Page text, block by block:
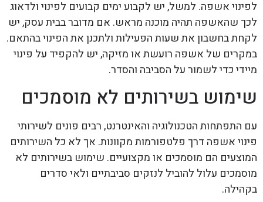
לפינוי אשפה. למשל, יש לקבוע ימים קבועים לפינוי ולדאוג
לכך שהאשפה תהיה מוכנה מראש. אם מדובר בבית עסק, יש
לקחת בחשבון את שעות הפעילות ולתכנן את הפינוי בהתאם.
במקרים של אשפה רועשת או מזיקה, יש להקפיד על פינוי
מיידי כדי לשמור על הסביבה והסדר.
שימוש בשירותים לא מוסמכים
עם התפתחות הטכנולוגיה והאינטרנט, רבים פונים לשירותי
פינוי אשפה דרך פלטפורמות מקוונות. אך לא כל השירותים
המוצעים הם מוסמכים או מקצועיים. שימוש בשירותים לא
מוסמכים עלול להוביל לנזקים סביבתיים ולאי סדרים
בקהילה.